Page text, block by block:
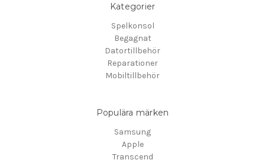
Kategorier
Spelkonsol
Begagnat
Datortillbehör
Reparationer
Mobiltillbehör
Populära märken
Samsung
Apple
Transcend